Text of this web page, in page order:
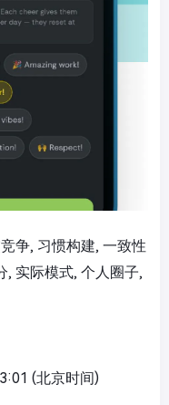
争, 习惯构建, 一致性
, 实际模式, 个人圈子,
(北京时间)